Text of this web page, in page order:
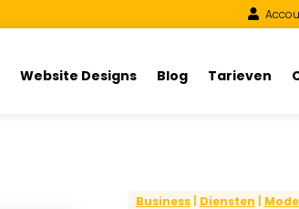
Website Designs Blog Tarieven
Business| Diensten